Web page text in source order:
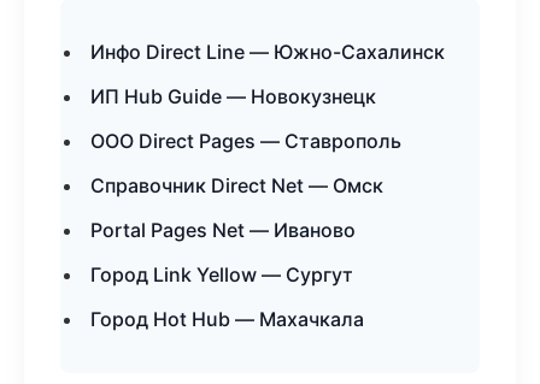
Инфо Direct Line — Южно-Сахалинск
ИП Hub Guide — Новокузнецк
ООО Direct Pages — Ставрополь
Справочник Direct Net — Омск
Portal Pages Net — Иваново
Город Link Yellow — Сургут
Город Hot Hub — Махачкала